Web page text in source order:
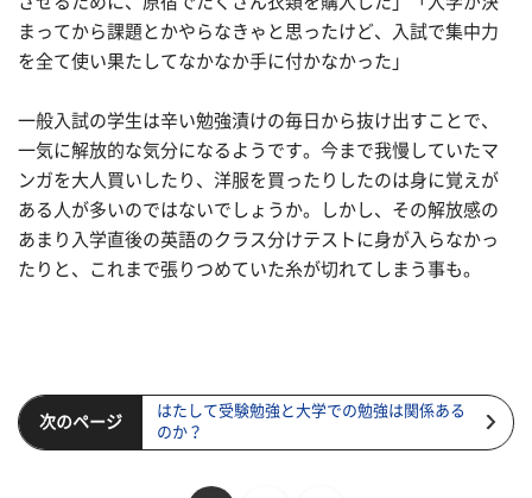
まってから課題とかやらなきゃと思ったけど、入試で集中力
を全て使い果たしてなかなか手に付かなかった」
一般入試の学生は辛い勉強漬けの毎日から抜け出すことで、
一気に解放的な気分になるようです。今まで我慢していたマ
ンガを大人買いしたり、洋服を買ったりしたのは身に覚えが
ある人が多いのではないでしょうか。しかし、その解放感の
あまり入学直後の英語のクラス分けテストに身が入らなかっ
たりと、これまで張りつめていた糸が切れてしまう事も。
次のページ
はたして受験勉強と大学での勉強は関係ある
のか？